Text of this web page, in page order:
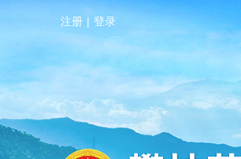
注册 | 登录